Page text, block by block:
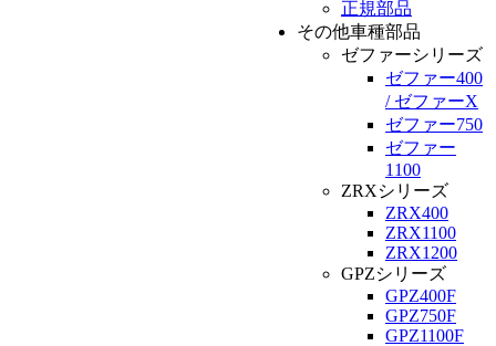
正規部品
その他車種部品
ゼファーシリーズ
ゼファー400
/ ゼファーX
ゼファー750
ゼファー
1100
ZRXシリーズ
ZRX400
ZRX1100
ZRX1200
GPZシリーズ
GPZ400F
GPZ750F
GPZ1100F